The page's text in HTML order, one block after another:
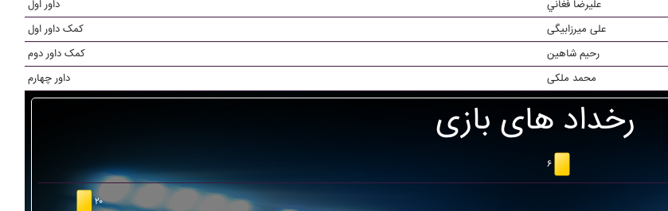
داور اول
عليرضا فغاني
کمک داور اول
علی میرزابیگی
کمک داور دوم
رحيم شاهين
داور چهارم
محمد ملکی
رخداد های بازی
۶
۲۰